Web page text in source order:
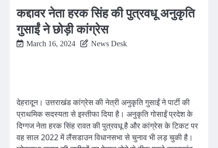
कद्दावर नेता हरक सिंह की पुत्रवधू अनुकृति
गुसाईं ने छोड़ी कांग्रेस
March 16, 2024 News Desk
देहरादून। उत्तराखंड कांग्रेस की नेत्री अनुकृति गुसाईं ने पार्टी की
प्राथमिक सदस्यता से इस्तीफा दिया है। अनुकृति गोसाईं प्रदेश के
दिग्गज नेता हरक सिंह रावत की पुत्रवधू है और कांग्रेस के टिकट पर
वह साल 2022 में लैंसडाउन विधानसभा से चुनाव भी लड़ चुकी है।